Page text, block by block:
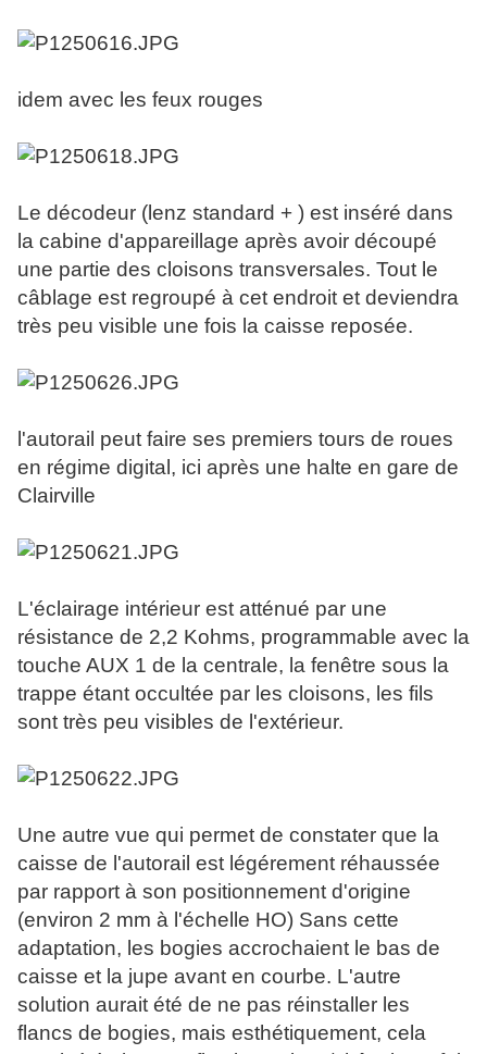
idem avec les feux rouges
Le décodeur (lenz standard + ) est inséré dans
la cabine d'appareillage après avoir découpé
une partie des cloisons transversales. Tout le
câblage est regroupé à cet endroit et deviendra
très peu visible une fois la caisse reposée.
l'autorail peut faire ses premiers tours de roues
en régime digital, ici après une halte en gare de
Clairville
L'éclairage intérieur est atténué par une
résistance de 2,2 Kohms, programmable avec la
touche AUX 1 de la centrale, la fenêtre sous la
trappe étant occultée par les cloisons, les fils
sont très peu visibles de l'extérieur.
Une autre vue qui permet de constater que la
caisse de l'autorail est légérement réhaussée
par rapport à son positionnement d'origine
(environ 2 mm à l'échelle HO) Sans cette
adaptation, les bogies accrochaient le bas de
caisse et la jupe avant en courbe. L'autre
solution aurait été de ne pas réinstaller les
flancs de bogies, mais esthétiquement, cela